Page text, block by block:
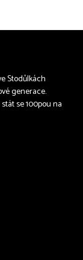
Stodůlkách
generace.
se 100pou na